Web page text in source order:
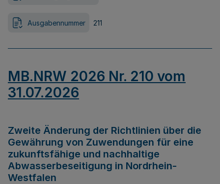
Ausgabennummer 211
MB.NRW 2026 Nr. 210 vom
31.07.2026
Zweite Änderung der Richtlinien über die
Gewährung von Zuwendungen für eine
zukunftsfähige und nachhaltige
Abwasserbeseitigung in Nordrhein-
Westfalen